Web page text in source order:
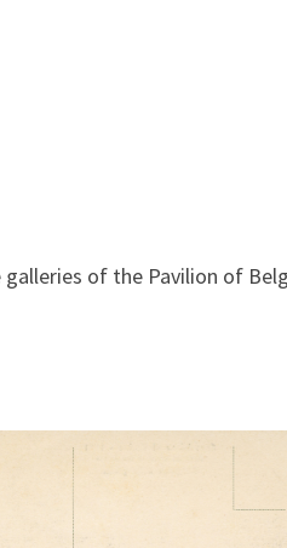
of the Pavilion of
dei lavori al fine Marzo.
dell'Ungheria (A.D.T.)